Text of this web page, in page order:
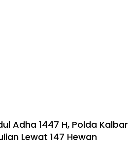
Adha 1447 H, Polda Kalbar
Lewat 147 Hewan